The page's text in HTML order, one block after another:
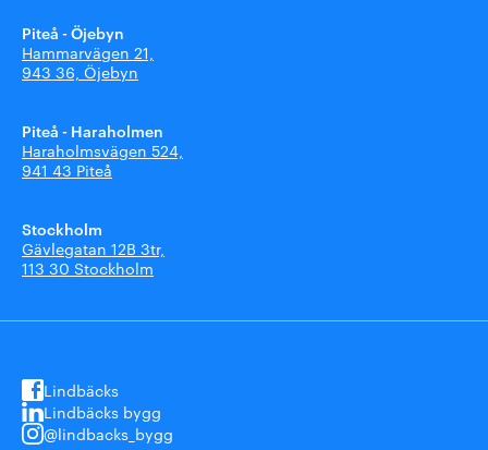
Piteå - Öjebyn
Hammarvägen 21,
943 36, Öjebyn
Piteå - Haraholmen
Haraholmsvägen 524,
941 43 Piteå
Stockholm
Gävlegatan 12B 3tr,
113 30 Stockholm
Lindbäcks
Lindbäcks bygg
@lindbacks_bygg